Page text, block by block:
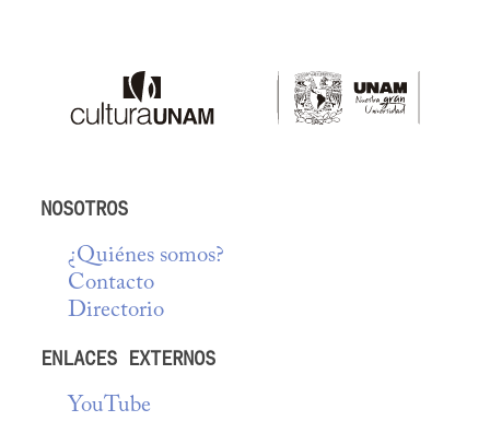
NOSOTROS
¿Quiénes somos?
Contacto
Directorio
ENLACES EXTERNOS
YouTube